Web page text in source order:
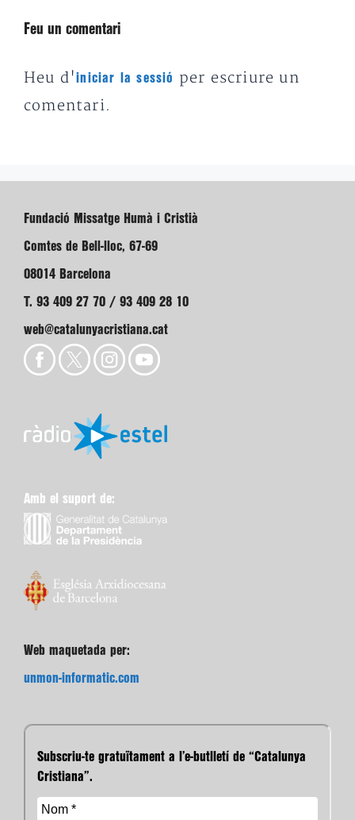
Feu un comentari
Heu d'iniciar la sessió
per escriure un
comentari.
Fundació Missatge Humà i Cristià
Comtes de Bell-lloc, 67-69
08014 Barcelona
T. 93 409 27 70 / 93 409 28 10
web@catalunyacristiana.cat
Amb el suport de:
Web maquetada per:
unmon-informatic.com
Subscriu-te gratuïtament a l’e-butlletí de “Catalunya
Cristiana”.